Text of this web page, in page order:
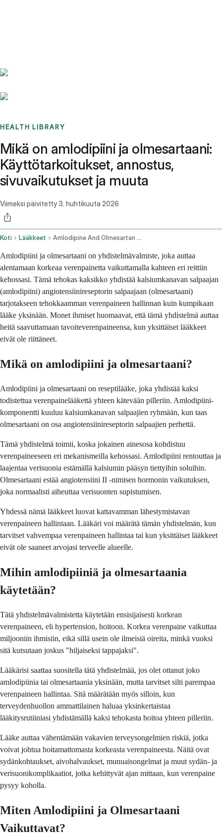
HEALTH LIBRARY
Mikä on amlodipiini ja olmesartaani:
Käyttötarkoitukset, annostus,
sivuvaikutukset ja muuta
Viimeksi päivitetty3. huhtikuuta 2026
Koti Lääkkeet Amlodipine And Olmesartan Oral Route
Amlodipiini ja olmesartaani on yhdistelmävalmiste, joka auttaa
alentamaan korkeaa verenpainetta vaikuttamalla kahteen eri reittiin
kehossasi. Tämä tehokas kaksikko yhdistää kalsiumkanavan salpaajan
(amlodipiini) angiotensiinireseptorin salpaajaan (olmesartaani)
tarjotakseen tehokkaamman verenpaineen hallinnan kuin kumpikaan
lääke yksinään. Monet ihmiset huomaavat, että tämä yhdistelmä auttaa
heitä saavuttamaan tavoiteverenpaineensa, kun yksittäiset lääkkeet
eivät ole riittäneet.
Mikä on amlodipiini ja olmesartaani?
Amlodipiini ja olmesartaani on reseptilääke, joka yhdistää kaksi
todistettua verenpainelääkettä yhteen kätevään pilleriin. Amlodipiini-
komponentti kuuluu kalsiumkanavan salpaajien ryhmään, kun taas
olmesartaani on osa angiotensiinireseptorin salpaajien perhettä.
Tämä yhdistelmä toimii, koska jokainen ainesosa kohdistuu
verenpaineeseen eri mekanismeilla kehossasi. Amlodipiini rentouttaa ja
laajentaa verisuonia estämällä kalsiumin pääsyn tiettyihin soluihin.
Olmesartaani estää angiotensiini II -nimisen hormonin vaikutuksen,
joka normaalisti aiheuttaa verisuonten supistumisen.
Yhdessä nämä lääkkeet luovat kattavamman lähestymistavan
verenpaineen hallintaan. Lääkäri voi määrätä tämän yhdistelmän, kun
tarvitset vahvempaa verenpaineen hallintaa tai kun yksittäiset lääkkeet
eivät ole saaneet arvojasi terveelle alueelle.
Mihin amlodipiiniä ja olmesartaania
käytetään?
Tätä yhdistelmävalmistetta käytetään ensisijaisesti korkean
verenpaineen, eli hypertension, hoitoon. Korkea verenpaine vaikuttaa
miljooniin ihmisiin, eikä sillä usein ole ilmeisiä oireita, minkä vuoksi
sitä kutsutaan joskus "hiljaiseksi tappajaksi".
Lääkärisi saattaa suositella tätä yhdistelmää, jos olet ottanut joko
amlodipiinia tai olmesartaania yksinään, mutta tarvitset silti parempaa
verenpaineen hallintaa. Sitä määrätään myös silloin, kun
terveydenhuollon ammattilainen haluaa yksinkertaistaa
lääkitysrutiiniasi yhdistämällä kaksi tehokasta hoitoa yhteen pilleriin.
Lääke auttaa vähentämään vakavien terveysongelmien riskiä, jotka
voivat johtua hoitamattomasta korkeasta verenpaineesta. Näitä ovat
sydänkohtaukset, aivohalvaukset, munuaisongelmat ja muut sydän- ja
verisuonikomplikaatiot, jotka kehittyvät ajan mittaan, kun verenpaine
pysyy koholla.
Miten Amlodipiini ja Olmesartaani
Vaikuttavat?